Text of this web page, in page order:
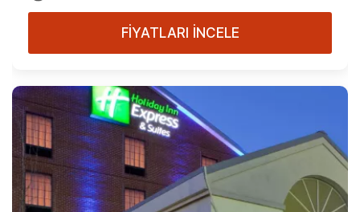
FİYATLARI İNCELE